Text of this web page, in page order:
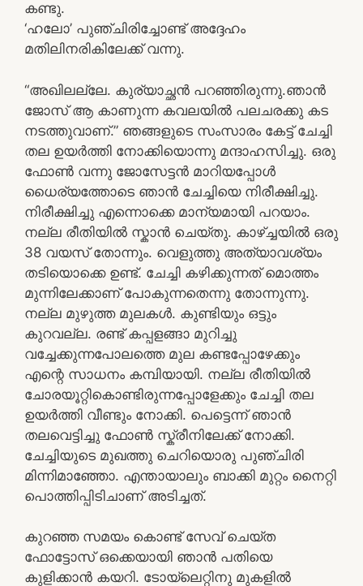
കണ്ടു.
‘ഹലോ’ പുഞ്ചിരിച്ചോണ്ട് അദ്ദേഹം
മതിലിനരികിലേക്ക് വന്നു.
“അഖിലല്ലേ. കുര്യാച്ഛൻ പറഞ്ഞിരുന്നു.ഞാൻ
ജോസ് ആ കാണുന്ന കവലയിൽ പലചരക്കു കട
നടത്തുവാണ്.” ഞങ്ങളുടെ സംസാരം കേട്ട് ചേച്ചി
തല ഉയർത്തി നോക്കിയൊന്നു മന്ദാഹസിച്ചു. ഒരു
ഫോൺ വന്നു ജോസേട്ടൻ മാറിയപ്പോൾ
ധൈര്യത്തോടെ ഞാൻ ചേച്ചിയെ നിരീക്ഷിച്ചു.
നിരീക്ഷിച്ചു എന്നൊക്കെ മാന്യമായി പറയാം.
നല്ല രീതിയിൽ സ്കാൻ ചെയ്തു. കാഴ്ച്ചയിൽ ഒരു
38 വയസ് തോന്നും. വെളുത്തു അത്യാവശ്യം
തടിയൊക്കെ ഉണ്ട്. ചേച്ചി കഴിക്കുന്നത് മൊത്തം
മുന്നിലേക്കാണ് പോകുന്നതെന്നു തോന്നുന്നു.
നല്ല മുഴുത്ത മുലകൾ. കുണ്ടിയും ഒട്ടും
കുറവല്ല. രണ്ട് കപ്പളങ്ങാ മുറിച്ചു
വച്ചേക്കുന്നപോലത്തെ മുല കണ്ടപ്പോഴേക്കും
എന്റെ സാധനം കമ്പിയായി. നല്ല രീതിയിൽ
ചോരയൂറ്റികൊണ്ടിരുന്നപ്പോളേക്കും ചേച്ചി തല
ഉയർത്തി വീണ്ടും നോക്കി. പെട്ടെന്ന് ഞാൻ
തലവെട്ടിച്ചു ഫോൺ സ്ക്രീനിലേക്ക് നോക്കി.
ചേച്ചിയുടെ മുഖത്തു ചെറിയൊരു പുഞ്ചിരി
മിന്നിമാഞ്ഞോ. എന്തായാലും ബാക്കി മുറ്റം നൈറ്റി
പൊത്തിപ്പിടിചാണ് അടിച്ചത്.
കുറഞ്ഞ സമയം കൊണ്ട് സേവ് ചെയ്ത
ഫോട്ടോസ് ഒക്കെയായി ഞാൻ പതിയെ
കുളിക്കാൻ കയറി. ടോയ്‌ലെറ്റിനു മുകളിൽ